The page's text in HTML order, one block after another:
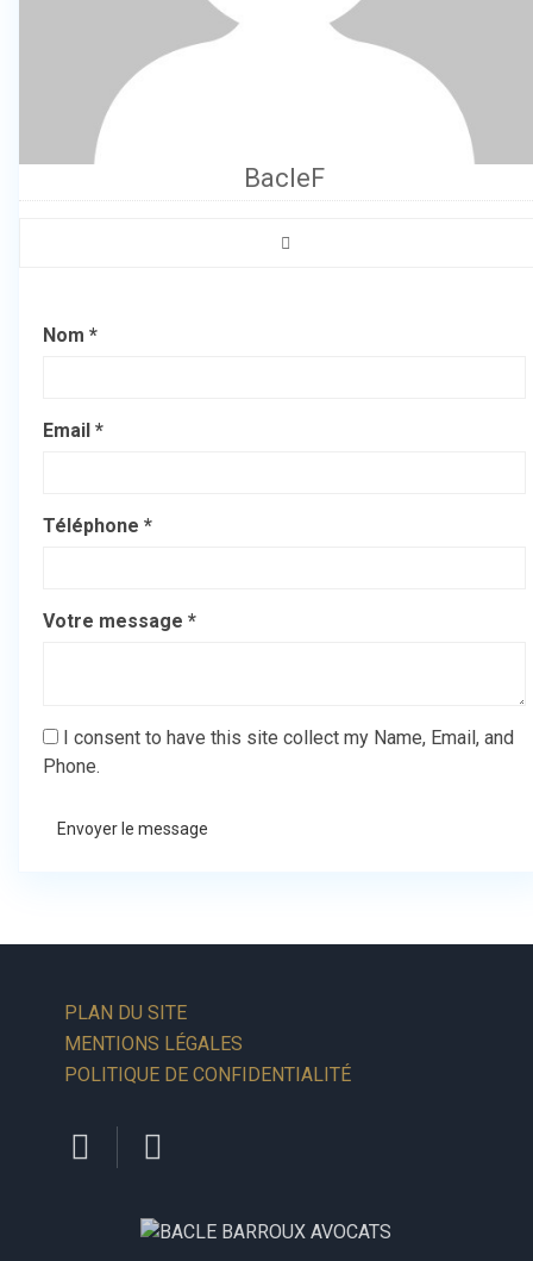
BacleF
Nom *
Email *
Téléphone *
Votre message *
I consent to have this site collect my Name, Email, and
Phone.
Envoyer le message
PLAN DU SITE
MENTIONS LÉGALES
POLITIQUE DE CONFIDENTIALITÉ